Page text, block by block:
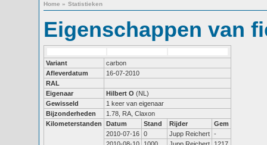
Home » Statistieken
Eigenschappen van
Variant
carbon
Afleverdatum
16-07-2010
RAL
Eigenaar
Hilbert O (NL)
Gewisseld
1 keer van eigenaar
Bijzonderheden
1.78, RA, Claxon
Kilometerstanden
Datum Stand Rijder
Gem
2010-07-16 0 Jupp Reichert -